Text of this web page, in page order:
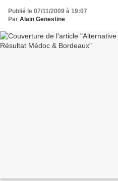
Publié le 07/11/2009 à 19:07
Par Alain Genestine